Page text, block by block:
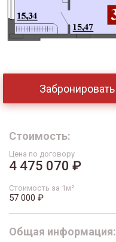
Забронировать
Стоимость:
Цена по договору
4 475 070 ₽
Стоимость за 1м²
57 000 ₽
Общая информация: